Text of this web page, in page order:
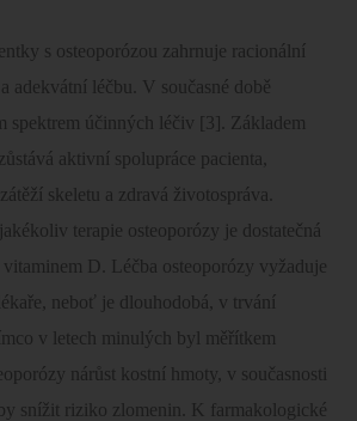
s osteoporózou zahrnuje racionální
adekvátní léčbu. V současné době
spektrem účinných léčiv [3]. Základem
aktivní spolupráce pacienta,
skeletu a zdravá životospráva.
terapie osteoporózy je dostatečná
vitaminem D. Léčba osteoporózy vyžaduje
neboť je dlouhodobá, v trvání
v letech minulých byl měřítkem
nárůst kostní hmoty, v současnosti
snížit riziko zlomenin. K farmakologické